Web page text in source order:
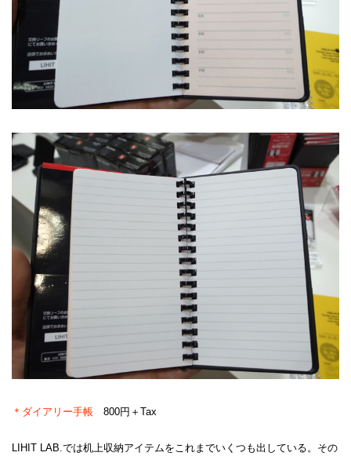
＊ダイアリー手帳 800円＋Tax
LIHIT LAB.では机上収納アイテムをこれまでいくつも出している。その